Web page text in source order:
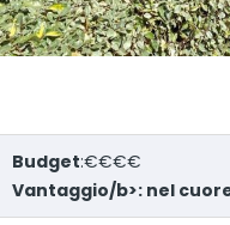
Budget:€€€€
Vantaggio/b>: nel